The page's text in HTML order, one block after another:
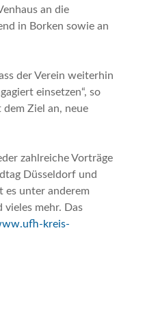
an die
in Borken sowie an
der Verein weiterhin
einsetzen“, so
Ziel an, neue
zahlreiche Vorträge
Düsseldorf und
es unter anderem
vieles mehr. Das
kreis-